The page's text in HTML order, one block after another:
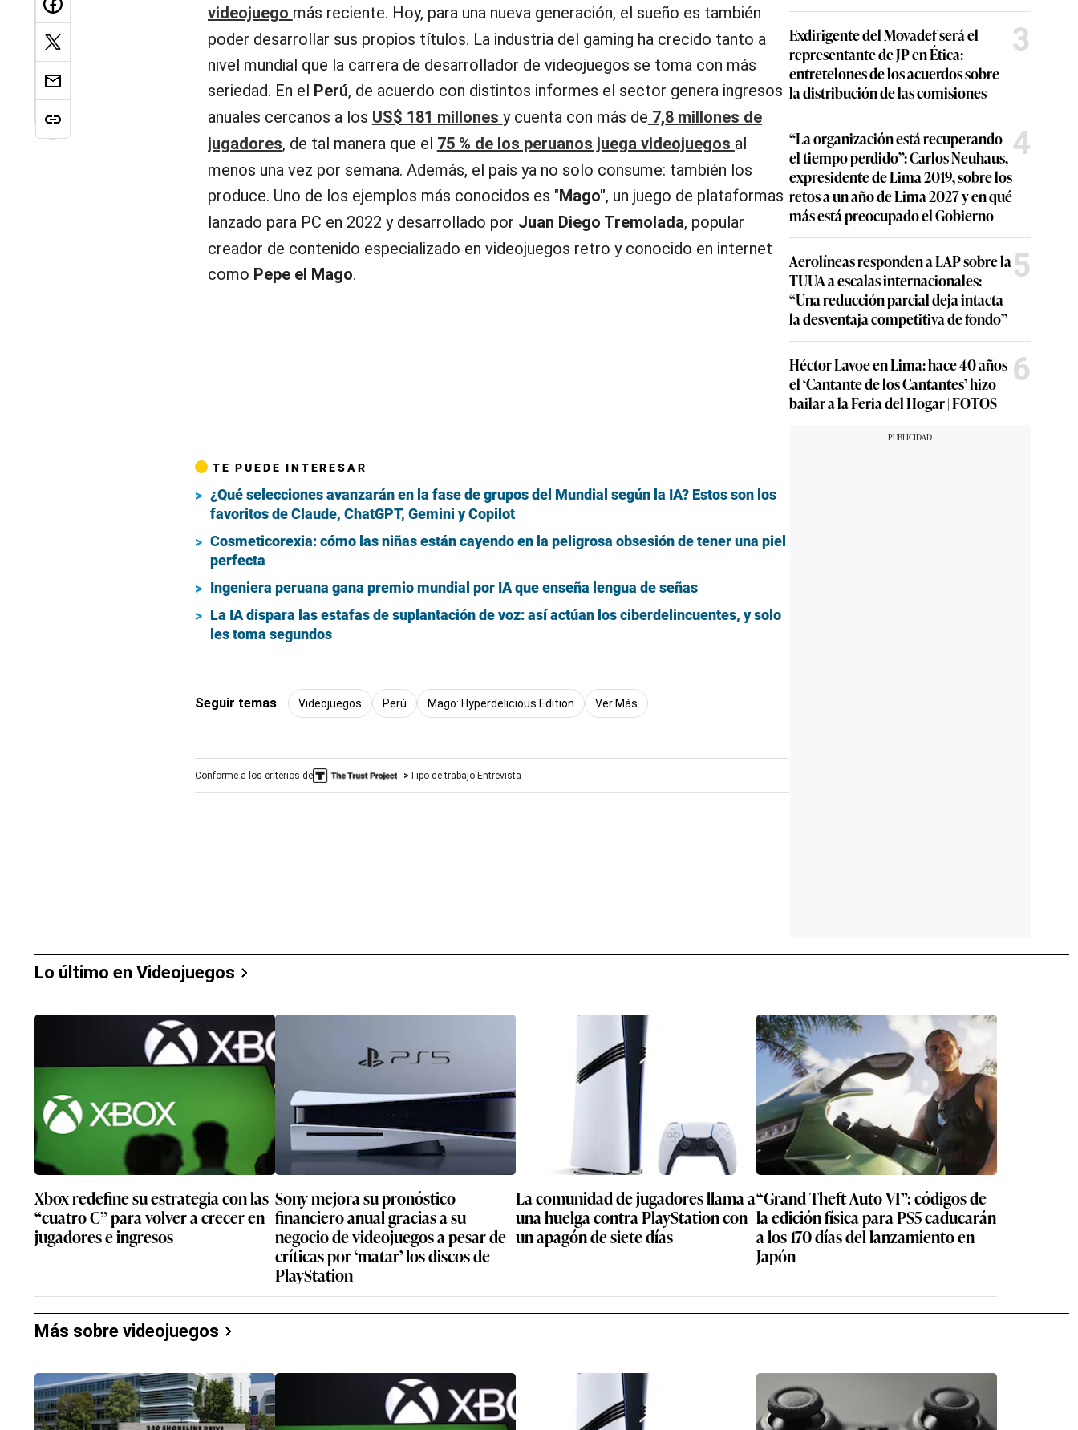
poder desarrollar sus propios títulos. La industria del gaming ha crecido tanto a
nivel mundial que la carrera de desarrollador de videojuegos se toma con más
seriedad. En elPerú , de acuerdo con distintos informes el sector genera ingresos
anuales cercanos a losUS$ 181 millones y cuenta con más de 7,8 millones de
jugadores, de tal manera que el 75 % de los peruanos juega videojuegosal
menos una vez por semana. Además, el país ya no solo consume: también los
produce. Uno de los ejemplos más conocidos es " Mago", un juego de plataformas
lanzado para PC en 2022 y desarrollado porJuan Diego Tremolada, popular
creador de contenido especializado en videojuegos retro y conocido en internet
comoPepe el Mago.
MIRA:Serie Neo 5, la apuesta de Nubia por el gaming
móvil que integra un ventilador al dispositivo
Sobre ‘Mago: Hyperdelicious Edition’
Arte promocional de Mago: Hyperdelicious Edition, que llegará a PlayStation, Xbox y Nintendo Switch.
—Lanzaste ‘Mago’ en 2022 como un proyecto independiente. Mirando hacia atrás,
¿qué fue lo que más te sorprendió de la recepción del público?
Para ponerlo en contexto, yo empecé como ‘youtuber’ de videojuegos más o
menos en 2015. Me di cuenta de que había una oportunidad ahí para ofrecer algún
Exdirigente del Movadef será el
representante de JP en Ética:
entretelones de los acuerdos sobre
la distribución de las comisiones
3
“La organización está recuperando
el tiempo perdido”: Carlos Neuhaus,
expresidente de Lima 2019, sobre los
retos a un año de Lima 2027 y en qué
más está preocupado el Gobierno
4
Aerolíneas responden a LAP sobre la
TUUA a escalas internacionales:
“Una reducción parcial deja intacta
la desventaja competitiva de fondo”
5
Héctor Lavoe en Lima: hace 40 años
el ‘Cantante de los Cantantes’ hizo
bailar a la Feria del Hogar | FOTOS
6